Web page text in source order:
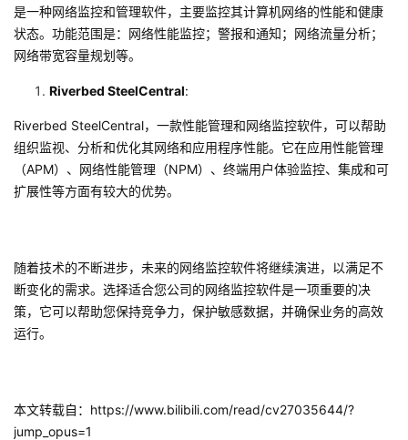
学
堂
我
的
程
我
认
证
的
实
我
的
持
我
的
技
支
持
我
的
声
建
是一种网络监控和管理软件，主要监控其计算机网络的性能和健康
状态。功能范围是：网络性能监控；警报和通知；网络流量分析；
网络带宽容量规划等。
Riverbed SteelCentral:
Riverbed SteelCentral，一款性能管理和网络监控软件，可以帮助
组织监视、分析和优化其网络和应用程序性能。它在应用性能管理
（APM）、网络性能管理（NPM）、终端用户体验监控、集成和可
扩展性等方面有较大的优势。
随着技术的不断进步，未来的网络监控软件将继续演进，以满足不
断变化的需求。选择适合您公司的网络监控软件是一项重要的决
策，它可以帮助您保持竞争力，保护敏感数据，并确保业务的高效
运行。
本文转载自： https://www.bilibili.com/read/cv27035644/?
jump_opus=1